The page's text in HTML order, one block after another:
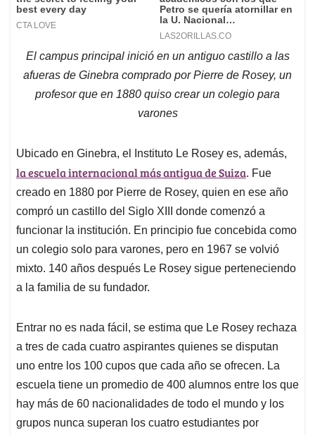
El campus principal inició en un antiguo castillo a las
afueras de Ginebra comprado por Pierre de Rosey, un
profesor que en 1880 quiso crear un colegio para
varones
Ubicado en Ginebra, el Instituto Le Rosey es, además,
la escuela internacional más antigua de Suiza. Fue
creado en 1880 por Pierre de Rosey, quien en ese año
compró un castillo del Siglo XIII donde comenzó a
funcionar la institución. En principio fue concebida como
un colegio solo para varones, pero en 1967 se volvió
mixto. 140 años después Le Rosey sigue perteneciendo
a la familia de su fundador.
Entrar no es nada fácil, se estima que Le Rosey rechaza
a tres de cada cuatro aspirantes quienes se disputan
uno entre los 100 cupos que cada año se ofrecen. La
escuela tiene un promedio de 400 alumnos entre los que
hay más de 60 nacionalidades de todo el mundo y los
grupos nunca superan los cuatro estudiantes por